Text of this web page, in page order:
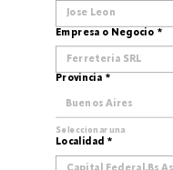
Empresa o Negocio *
Provincia *
Seleccionar una
Localidad *